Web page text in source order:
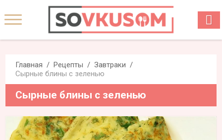
Главная Рецепты
Завтраки
Сырные блины с зеленью
Сырные блины с зеленью